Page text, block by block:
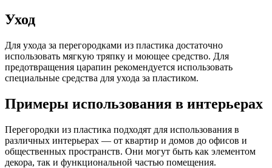
Уход
Для ухода за перегородками из пластика достаточно
использовать мягкую тряпку и моющее средство. Для
предотвращения царапин рекомендуется использовать
специальные средства для ухода за пластиком.
Примеры использования в интерьерах
Перегородки из пластика подходят для использования в
различных интерьерах — от квартир и домов до офисов и
общественных пространств. Они могут быть как элементом
декора, так и функциональной частью помещения.